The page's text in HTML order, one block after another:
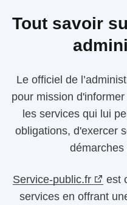
Tout savoir
Le officiel de
pour mission
les services qui lui
obligations, d'exercer
démarches
Service-public.fr
est
services en offrant